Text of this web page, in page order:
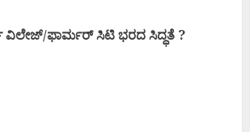
ಫಾರ್ಮರ್ ಸಿಟಿ ಭರದ ಸಿದ್ಧತೆ ?